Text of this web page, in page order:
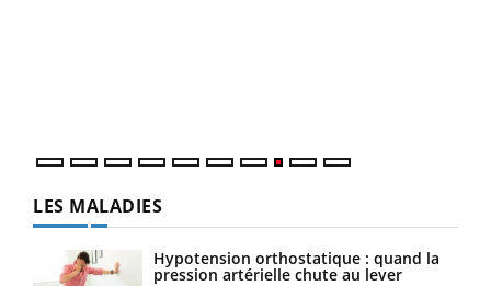
LES MALADIES
Hypotension orthostatique : quand la
pression artérielle chute au lever